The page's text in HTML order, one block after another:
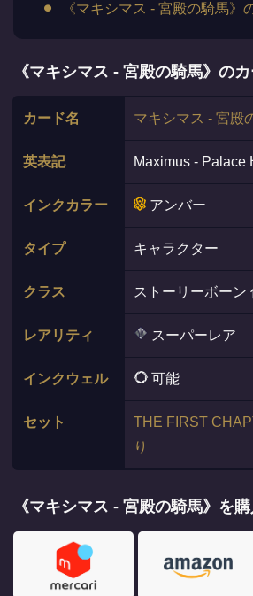
《マキシマス - 宮殿の騎馬》
《マキシマス - 宮殿の騎馬》の
カード名 マキシマス - 宮殿
英表記 Maximus - Palace
インクカラー アンバー
タイプ キャラクター
クラス ストーリーボーン
レアリティ スーパーレア
インクウェル 可能
セット
THE FIRST
り
《マキシマス - 宮殿の騎馬》を